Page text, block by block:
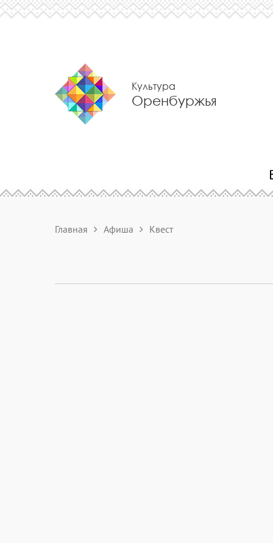
Культура
Оренбуржья
Главная Афиша Квест